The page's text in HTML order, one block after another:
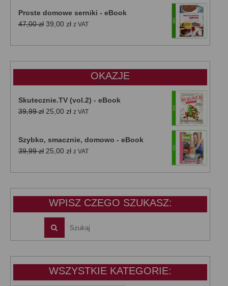
Proste domowe serniki - eBook
47,00zł Pierwotna
wynosiła:
39,00 złAktualna
wynosi:
z VAT
OKAZJE
Skutecznie.TV (vol.2) - eBook
39,99zł Pierwotna
39,99 zł.
25,00 złAktualna
25,00 zł.
z VAT
Szybko, smacznie, domowo - eBook
39,99zł Pierwotna
wynosiła:
25,00 złAktualna
wynosi:
z VAT
WPISZ CZEGO SZUKASZ:
WSZYSTKIE KATEGORIE: